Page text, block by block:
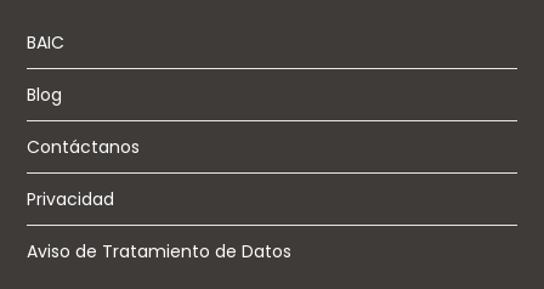
BAIC
Blog
Contáctanos
Privacidad
Aviso de Tratamiento de Datos